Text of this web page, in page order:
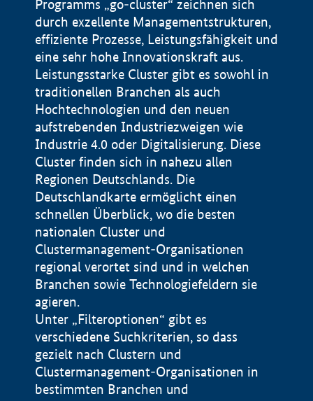
Programms „go-cluster“ zeichnen sich
durch exzellente Managementstrukturen,
effiziente Prozesse, Leistungsfähigkeit und
eine sehr hohe Innovationskraft aus.
Leistungsstarke Cluster gibt es sowohl in
traditionellen Branchen als auch
Hochtechnologien und den neuen
aufstrebenden Industriezweigen wie
Industrie 4.0 oder Digitalisierung. Diese
Cluster finden sich in nahezu allen
Regionen Deutschlands. Die
Deutschlandkarte ermöglicht einen
schnellen Überblick, wo die besten
nationalen Cluster und
Clustermanagement-Organisationen
regional verortet sind und in welchen
Branchen sowie Technologiefeldern sie
agieren.
Unter „Filteroptionen“ gibt es
verschiedene Suchkriterien, so dass
gezielt nach Clustern und
Clustermanagement-Organisationen in
bestimmten Branchen und
Impressum
Datenschutzerklärung
BMWE, 2026 ©
100 km © Geobasis-DE / BKG 2015